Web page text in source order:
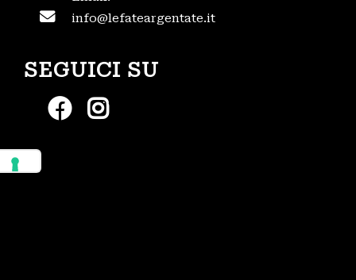
info@lefateargentate.it
SEGUICI SU